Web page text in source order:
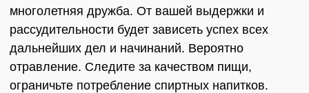
многолетняя дружба. От вашей выдержки и
рассудительности будет зависеть успех всех
дальнейших дел и начинаний. Вероятно
отравление. Следите за качеством пищи,
ограничьте потребление спиртных напитков.